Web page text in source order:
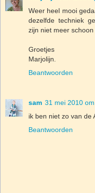
Weer heel mooi
dezelfde techniek
zijn niet meer
Groetjes
Marjolijn.
Beantwoorden
sam 31 mei 2010
ik ben niet zo van de
Beantwoorden